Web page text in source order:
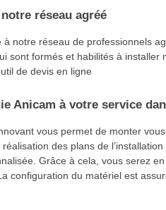
réseau agréé
à notre réseau de professionnels
sont formés et habilités à
de devis en ligne
Anicam à votre service
vous permet de monter
des plans de
Grâce à cela, vous serez
configuration du matériel est